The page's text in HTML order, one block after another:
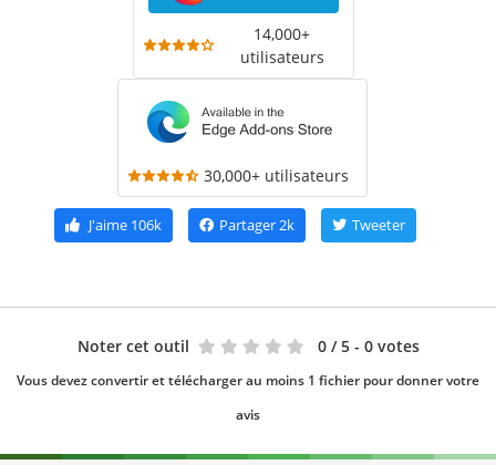
14,000+
utilisateurs
30,000+ utilisateurs
J'aime106k Partager 2k Tweeter
Noter cet outil 0 / 5 - 0 votes
Vous devez convertir et télécharger au moins 1 fichier pour donner votre
avis